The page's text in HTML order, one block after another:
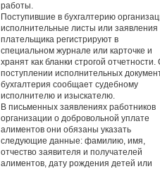
работы.
Поступившие в бухгалтерию
исполнительные листы или заявления
плательщика регистрируют в
специальном журнале или карточке и
хранят как бланки строгой отчетности.
поступлении исполнительных
бухгалтерия сообщает судебному
исполнителю и изыскателю.
В письменных заявлениях работников
организации о добровольной уплате
алиментов они обязаны указать
следующие данные: фамилию, имя,
отчество заявителя и получателей
алиментов, дату рождения детей или